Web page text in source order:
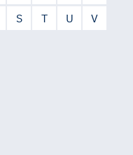
S T U
V